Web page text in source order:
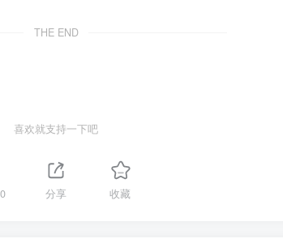
THE END
喜欢就支持一下吧
0 分享 收藏